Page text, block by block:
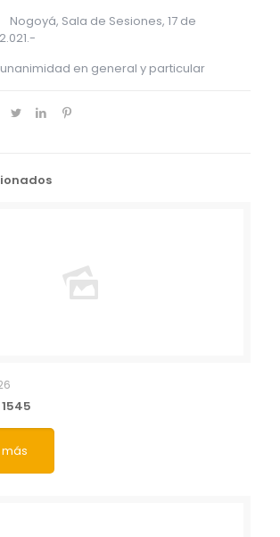
de Sesiones, 17 de
en general y particular